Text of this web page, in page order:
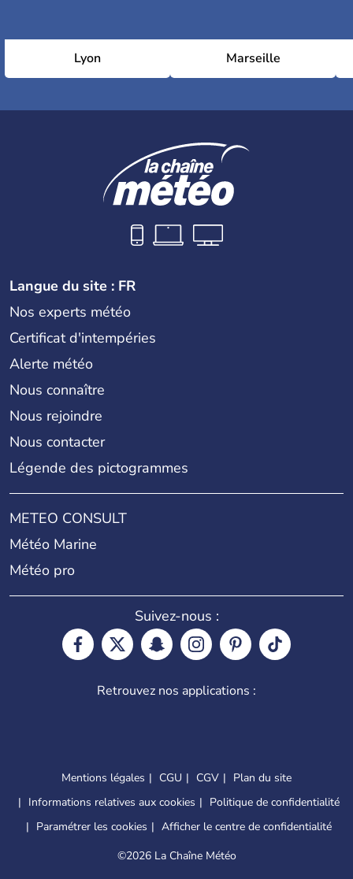
Lyon Marseille
Langue du site : FR
Nos experts météo
Certificat d'intempéries
Alerte météo
Nous connaître
Nous rejoindre
Nous contacter
Légende des pictogrammes
METEO CONSULT
Météo Marine
Météo pro
Suivez-nous :
Retrouvez nos applications :
Mentions légales CGU CGV
Plan du site
Informations relatives aux cookies
Politique de confidentialité
Paramétrer les cookies
Afficher le centre de confidentialité
©2026 La Chaîne Météo